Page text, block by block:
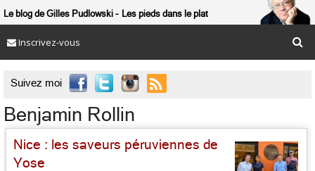
Le blog de Gilles Pudlowski Les pieds dans le plat
Inscrivez-vous
Suivez moi 
Benjamin Rollin
Nice : les saveurs péruviennes de
Yose